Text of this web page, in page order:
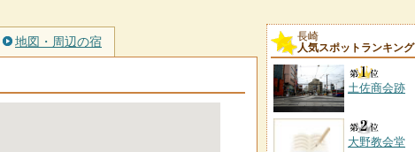
地図・周辺の宿
長崎
人気スポットランキング
土佐商会跡
大野教会堂